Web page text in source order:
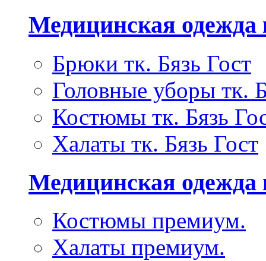
Медицинская одежда
Брюки тк. Бязь Гост
Головные уборы тк.
Костюмы тк. Бязь
Халаты тк. Бязь Гост
Медицинская одежда
Костюмы премиум.
Халаты премиум.